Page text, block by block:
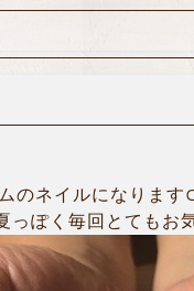
のネイルになりま
っぽく毎回とてもお